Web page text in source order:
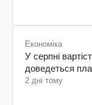
Економіка
У серпні
доведеться
2 дні тому